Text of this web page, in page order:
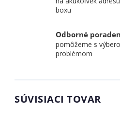
boxu
Odborné
pomôžeme s
problémom
SÚVISIACI TOVAR